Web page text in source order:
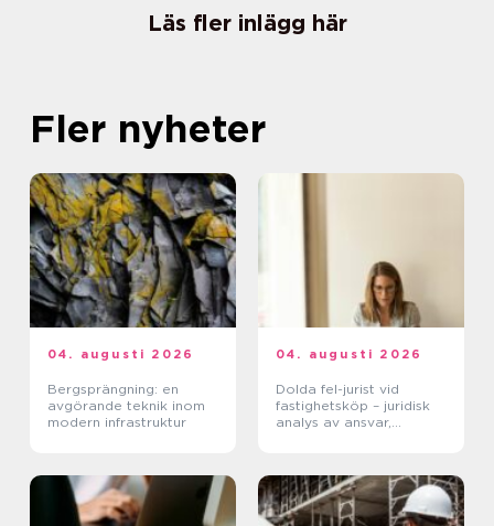
Läs fler inlägg här
Fler nyheter
04. augusti 2026
Bergsprängning: en
avgörande teknik inom
modern infrastruktur
04. augusti 2026
Dolda fel-jurist vid
fastighetsköp – juridisk
analys av ansvar,